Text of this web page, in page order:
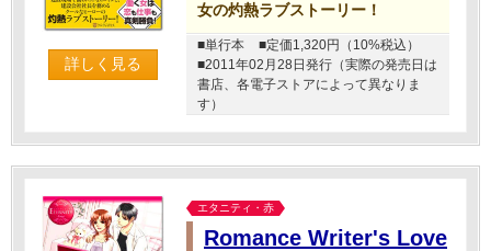
詳しく見る
女の灼熱ラブストーリー！
■単行本
■定価1,320円（10%税込）
■2011年02月28日発行（実際の発売日は
書店、各電子ストアによって異なりま
す）
エタニティ・赤
Romance Writer's Love